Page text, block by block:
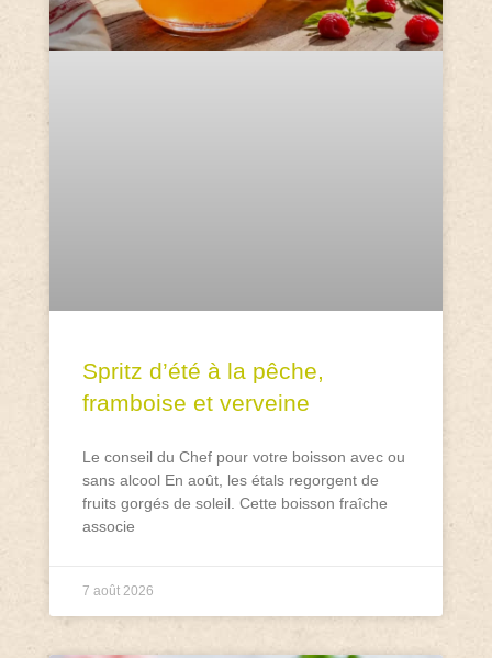
Spritz d’été à la pêche,
framboise et verveine
Le conseil du Chef pour votre boisson avec ou
sans alcool En août, les étals regorgent de
fruits gorgés de soleil. Cette boisson fraîche
associe
7 août 2026